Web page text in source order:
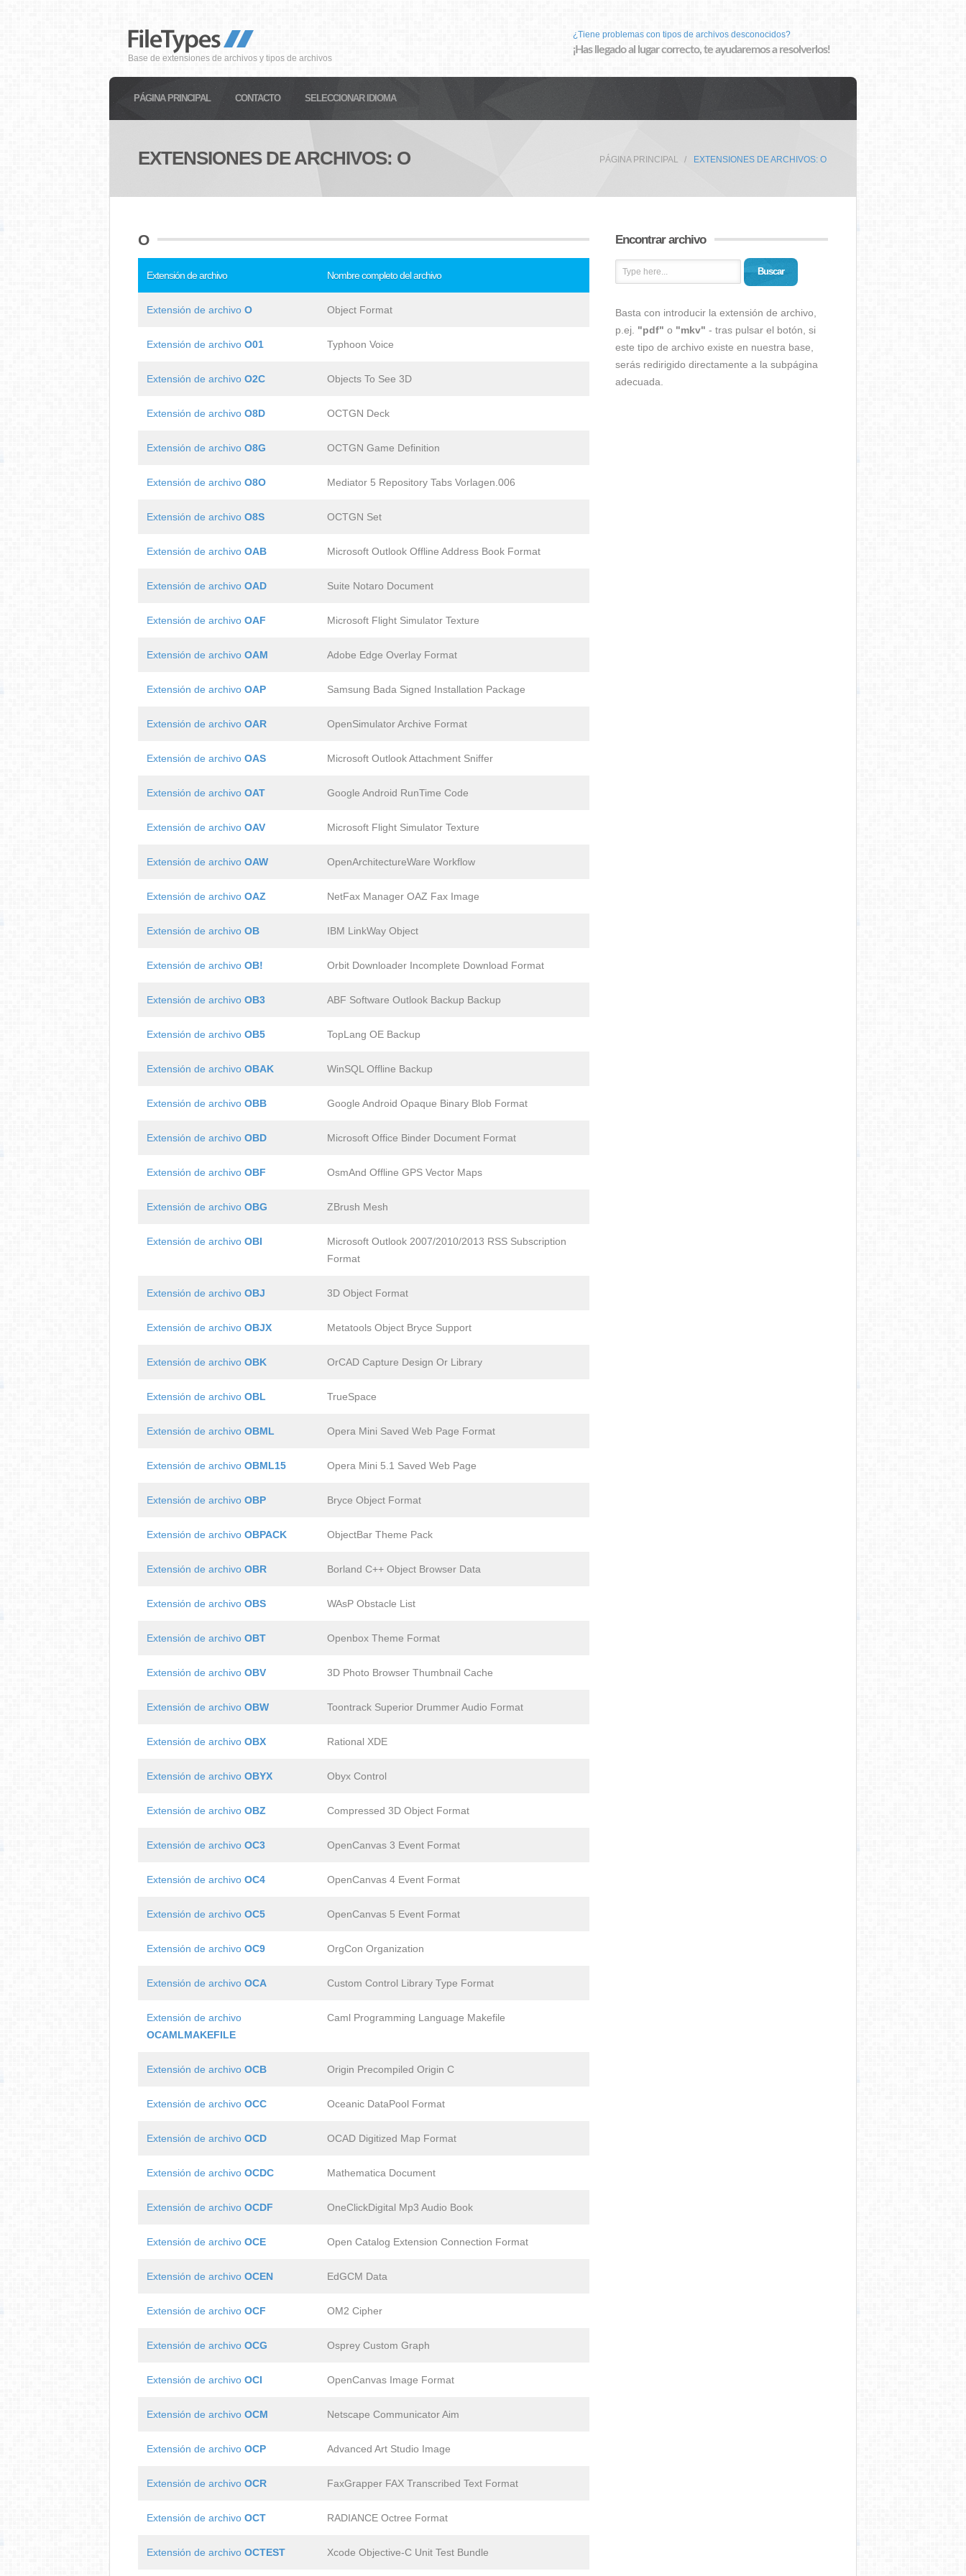
Base de extensiones de archivos y tipos de archivos
¿Tiene problemas con tipos de archivos desconocidos?
¡Has llegado al lugar correcto, te ayudaremos a resolverlos!
PÁGINA PRINCIPAL CONTACTO SELECCIONAR IDIOMA
EXTENSIONES DE ARCHIVOS: O PÁGINA PRINCIPAL EXTENSIONES DE ARCHIVOS: O
O
Extensión de archivo Nombre completo del archivo
Extensión de archivo O Object Format
Extensión de archivo O01 Typhoon Voice
Extensión de archivo O2C Objects To See 3D
Extensión de archivo O8D OCTGN Deck
Extensión de archivo O8G OCTGN Game Definition
Extensión de archivo O8O Mediator 5 Repository Tabs Vorlagen.006
Extensión de archivo O8S OCTGN Set
Extensión de archivo OAB Microsoft Outlook Offline Address Book Format
Extensión de archivo OAD Suite Notaro Document
Extensión de archivo OAF Microsoft Flight Simulator Texture
Extensión de archivo OAM Adobe Edge Overlay Format
Extensión de archivo OAP Samsung Bada Signed Installation Package
Extensión de archivo OAR OpenSimulator Archive Format
Extensión de archivo OAS Microsoft Outlook Attachment Sniffer
Extensión de archivo OAT Google Android RunTime Code
Extensión de archivo OAV Microsoft Flight Simulator Texture
Extensión de archivo OAW OpenArchitectureWare Workflow
Extensión de archivo OAZ NetFax Manager OAZ Fax Image
Extensión de archivo OB IBM LinkWay Object
Extensión de archivo OB! Orbit Downloader Incomplete Download Format
Extensión de archivo OB3 ABF Software Outlook Backup Backup
Extensión de archivo OB5 TopLang OE Backup
Extensión de archivo OBAK WinSQL Offline Backup
Extensión de archivo OBB Google Android Opaque Binary Blob Format
Extensión de archivo OBD Microsoft Office Binder Document Format
Extensión de archivo OBF OsmAnd Offline GPS Vector Maps
Extensión de archivo OBG ZBrush Mesh
Extensión de archivo OBI
Microsoft Outlook 2007/2010/2013 RSS Subscription
Format
Extensión de archivo OBJ 3D Object Format
Extensión de archivo OBJX Metatools Object Bryce Support
Extensión de archivo OBK OrCAD Capture Design Or Library
Extensión de archivo OBL TrueSpace
Extensión de archivo OBML Opera Mini Saved Web Page Format
Extensión de archivo OBML15 Opera Mini 5.1 Saved Web Page
Extensión de archivo OBP Bryce Object Format
Extensión de archivo OBPACK ObjectBar Theme Pack
Extensión de archivo OBR Borland C++ Object Browser Data
Extensión de archivo OBS WAsP Obstacle List
Extensión de archivo OBT Openbox Theme Format
Extensión de archivo OBV 3D Photo Browser Thumbnail Cache
Extensión de archivo OBW Toontrack Superior Drummer Audio Format
Extensión de archivo OBX Rational XDE
Extensión de archivo OBYX Obyx Control
Extensión de archivo OBZ Compressed 3D Object Format
Extensión de archivo OC3 OpenCanvas 3 Event Format
Extensión de archivo OC4 OpenCanvas 4 Event Format
Extensión de archivo OC5 OpenCanvas 5 Event Format
Extensión de archivo OC9 OrgCon Organization
Extensión de archivo OCA Custom Control Library Type Format
Extensión de archivo
OCAMLMAKEFILE
Caml Programming Language Makefile
Extensión de archivo OCB Origin Precompiled Origin C
Extensión de archivo OCC Oceanic DataPool Format
Extensión de archivo OCD OCAD Digitized Map Format
Extensión de archivo OCDC Mathematica Document
Extensión de archivo OCDF OneClickDigital Mp3 Audio Book
Extensión de archivo OCE Open Catalog Extension Connection Format
Extensión de archivo OCEN EdGCM Data
Extensión de archivo OCF OM2 Cipher
Extensión de archivo OCG Osprey Custom Graph
Extensión de archivo OCI OpenCanvas Image Format
Extensión de archivo OCM Netscape Communicator Aim
Extensión de archivo OCP Advanced Art Studio Image
Extensión de archivo OCR FaxGrapper FAX Transcribed Text Format
Extensión de archivo OCT RADIANCE Octree Format
Extensión de archivo OCTEST Xcode Objective-C Unit Test Bundle
Encontrar archivo
Buscar
Basta con introducir la extensión de archivo,
p.ej. "pdf" o "mkv" - tras pulsar el botón, si
este tipo de archivo existe en nuestra base,
serás redirigido directamente a la subpágina
adecuada.